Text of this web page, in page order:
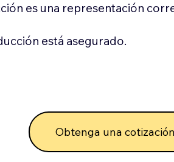
es una representación
está asegurado.
Obtenga una